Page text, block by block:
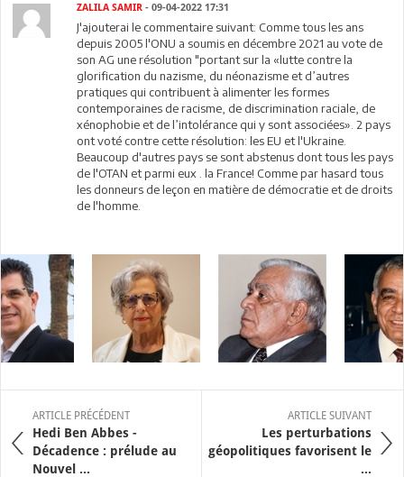
ZALILA SAMIR - 09-04-2022 17:31
J'ajouterai le commentaire suivant: Comme tous les ans
depuis 2005 l'ONU a soumis en décembre 2021 au vote de
son AG une résolution "portant sur la «lutte contre la
glorification du nazisme, du néonazisme et d’autres
pratiques qui contribuent à alimenter les formes
contemporaines de racisme, de discrimination raciale, de
xénophobie et de l’intolérance qui y sont associées». 2 pays
ont voté contre cette résolution: les EU et l'Ukraine.
Beaucoup d'autres pays se sont abstenus dont tous les pays
de l'OTAN et parmi eux . la France! Comme par hasard tous
les donneurs de leçon en matière de démocratie et de droits
de l'homme.
ARTICLE PRÉCÉDENT
Hedi Ben Abbes -
Décadence : prélude au
Nouvel ...
ARTICLE SUIVANT
Les perturbations
géopolitiques favorisent le
...